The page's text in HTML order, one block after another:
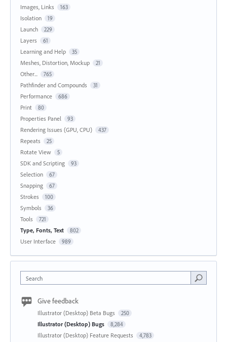
Images, Links 163
Isolation 19
Launch 229
Layers 61
Learning and Help 35
Meshes, Distortion, Mockup 21
Other... 765
Pathfinder and Compounds 31
Performance 686
Print 80
Properties Panel 93
Rendering Issues (GPU, CPU) 437
Repeats 25
Rotate View 5
SDK and Scripting 93
Selection 67
Snapping 67
Strokes 100
Symbols 36
Tools 721
Type, Fonts, Text 802
User Interface 989
Search
Give feedback
Illustrator (Desktop) Beta Bugs 250
Illustrator (Desktop) Bugs 8,284
Illustrator (Desktop) Feature Requests 4,783